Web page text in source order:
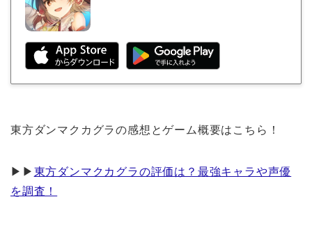
東方ダンマクカグラの感想とゲーム概要はこちら！
▶︎▶︎ 東方ダンマクカグラの評価は？最強キャラや声優
を調査！